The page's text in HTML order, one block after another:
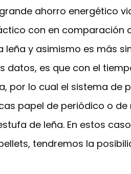
ahorro energético
con en comparación
leña y asimismo es más
datos, es que con el
por lo cual el sistema de
papel de periódico o
de leña. En estos
tendremos la